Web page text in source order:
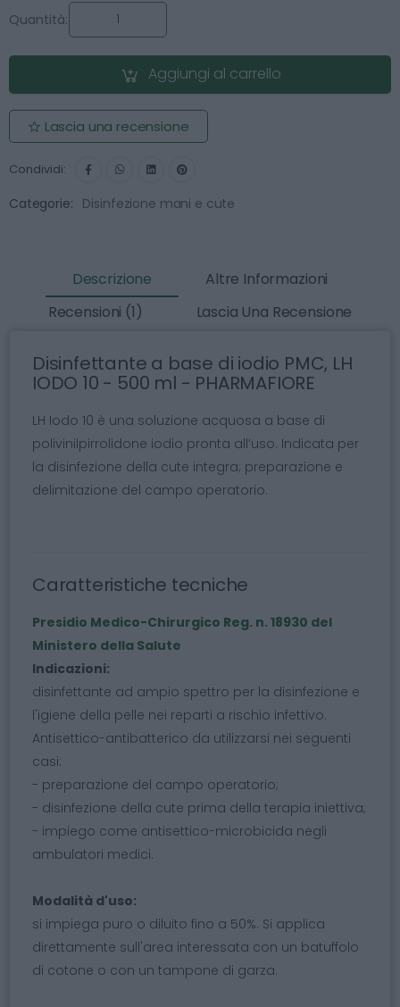
Quantità:
Aggiungi al carrello
Lascia una recensione
Condividi:
Categorie: Disinfezione mani e cute
Descrizione
Altre Informazioni
Recensioni (1)
Lascia Una Recensione
Disinfettante a base di iodio PMC, LH
IODO 10 - 500 ml - PHARMAFIORE
LH Iodo 10 è una soluzione acquosa a base di
polivinilpirrolidone iodio pronta all’uso. Indicata per
la disinfezione della cute integra; preparazione e
delimitazione del campo operatorio.
Caratteristiche tecniche
Presidio Medico-Chirurgico Reg. n. 18930 del
Ministero della Salute
Indicazioni:
disinfettante ad ampio spettro per la disinfezione e
l'igiene della pelle nei reparti a rischio infettivo.
Antisettico-antibatterico da utilizzarsi nei seguenti
casi:
- preparazione del campo operatorio;
- disinfezione della cute prima della terapia iniettiva;
- impiego come antisettico-microbicida negli
ambulatori medici.
Modalità d'uso:
si impiega puro o diluito fino a 50%. Si applica
direttamente sull'area interessata con un batuffolo
di cotone o con un tampone di garza.